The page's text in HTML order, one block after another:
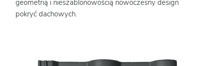
geometrią i nieszablonowością nowoczesny design
pokryć dachowych.